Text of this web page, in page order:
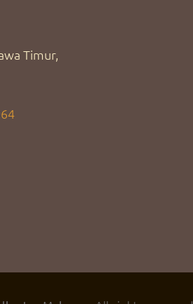
Timur,